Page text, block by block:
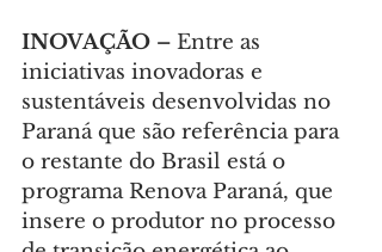
INOVAÇÃO – Entre as
iniciativas inovadoras e
sustentáveis desenvolvidas no
Paraná que são referência para
o restante do Brasil está o
programa Renova Paraná, que
insere o produtor no processo